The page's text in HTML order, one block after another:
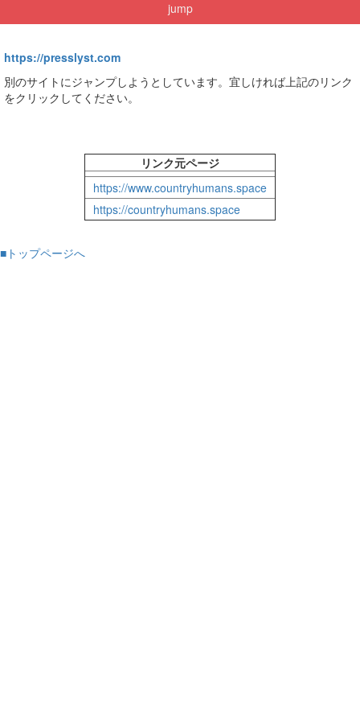
jump
https://presslyst.com
別のサイトにジャンプしようとしています。宜しければ上記のリンク
をクリックしてください。
リンク元ページ
https://www.countryhumans.space
https://countryhumans.space
■トップページへ